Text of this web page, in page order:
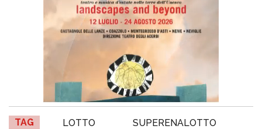
TAG LOTTO
SUPERENALOTTO